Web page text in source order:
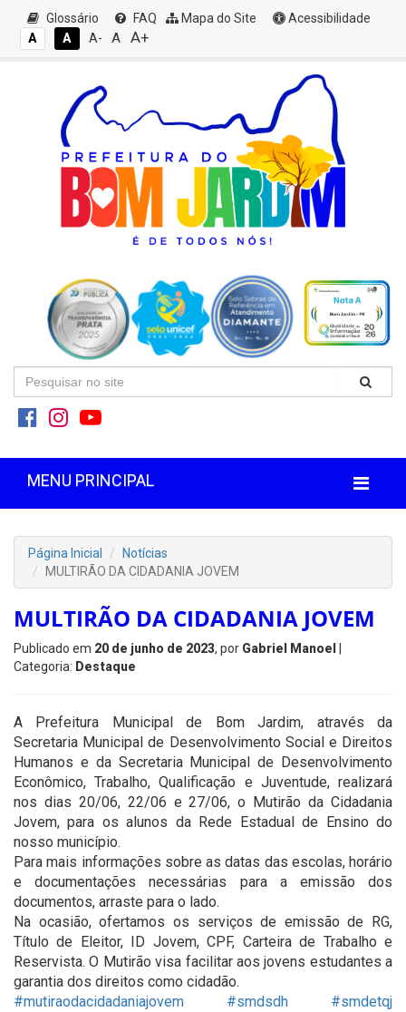
Glossário FAQ Mapa do Site
Acessibilidade
A
A A- A A+
MENU PRINCIPAL
Página Inicial
Notícias
MULTIRÃO DA CIDADANIA JOVEM
MULTIRÃO DA CIDADANIA JOVEM
Publicado em 20 de junho de 2023, por Gabriel Manoel
Categoria: Destaque
A Prefeitura Municipal de Bom Jardim, através da
Secretaria Municipal de Desenvolvimento Social e Direitos
Humanos e da Secretaria Municipal de Desenvolvimento
Econômico, Trabalho, Qualificação e Juventude, realizará
nos dias 20/06, 22/06 e 27/06, o Mutirão da Cidadania
Jovem, para os alunos da Rede Estadual de Ensino do
nosso município.
Para mais informações sobre as datas das escolas, horário
e documentações necessárias para a emissão dos
documentos, arraste para o lado.
Na ocasião, ofertamos os serviços de emissão de RG,
Título de Eleitor, ID Jovem, CPF, Carteira de Trabalho e
Reservista. O Mutirão visa facilitar aos jovens estudantes a
garantia dos direitos como cidadão.
#mutiraodacidadaniajovem
#smdsdh
#smdetqj